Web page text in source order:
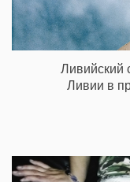
Ливийский
Ливии в